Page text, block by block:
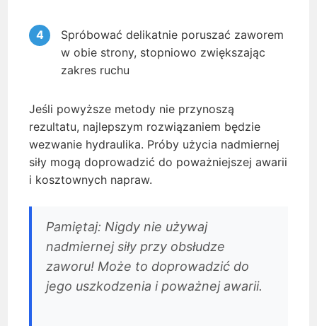
Spróbować delikatnie poruszać zaworem
w obie strony, stopniowo zwiększając
zakres ruchu
Jeśli powyższe metody nie przynoszą
rezultatu, najlepszym rozwiązaniem będzie
wezwanie hydraulika. Próby użycia nadmiernej
siły mogą doprowadzić do poważniejszej awarii
i kosztownych napraw.
Pamiętaj: Nigdy nie używaj
nadmiernej siły przy obsłudze
zaworu! Może to doprowadzić do
jego uszkodzenia i poważnej awarii.